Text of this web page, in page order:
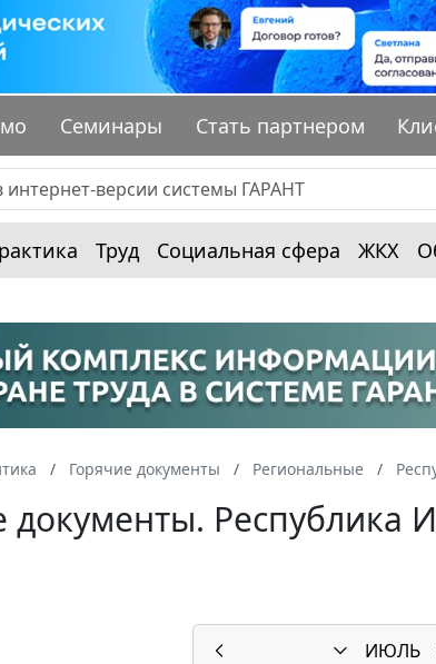
Семинары Стать партнером
Труд Социальная сфера ЖКХ
Горячие документы Региональные
документы. Республика
ИЮЛЬ